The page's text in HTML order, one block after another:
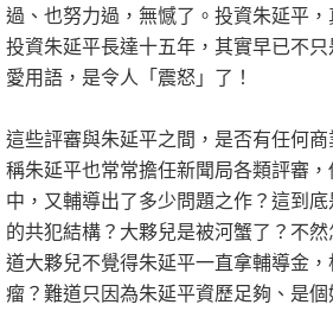
過、也努力過，無憾了。投資朱延平
投資朱延平長達十五年，其實早已不
愛用語，是令人「震怒」了！
這些評審與朱延平之間，是否有任何
稱朱延平也常常擔任新聞局各類評審
中，又輔導出了多少問題之作？這到
的共犯結構？大夥兒是被河蟹了？不
道大夥兒不覺得朱延平一直拿輔導金
瘤？難道只因為朱延平資歷足夠、是